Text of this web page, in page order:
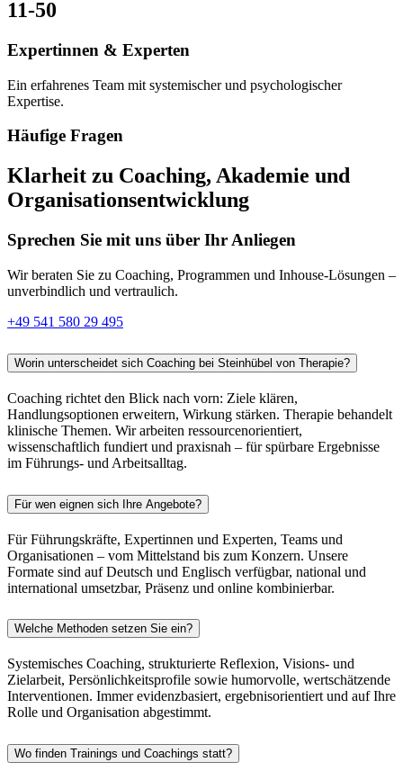
11-50
Expertinnen & Experten
Ein erfahrenes Team mit systemischer und psychologischer
Expertise.
Häufige Fragen
Klarheit zu Coaching, Akademie und
Organisationsentwicklung
Sprechen Sie mit uns über Ihr Anliegen
Wir beraten Sie zu Coaching, Programmen und Inhouse-Lösungen –
unverbindlich und vertraulich.
+49 541 580 29 495
Worin unterscheidet sich Coaching bei Steinhübel von Therapie?
Coaching richtet den Blick nach vorn: Ziele klären,
Handlungsoptionen erweitern, Wirkung stärken. Therapie behandelt
klinische Themen. Wir arbeiten ressourcenorientiert,
wissenschaftlich fundiert und praxisnah – für spürbare Ergebnisse
im Führungs- und Arbeitsalltag.
Für wen eignen sich Ihre Angebote?
Für Führungskräfte, Expertinnen und Experten, Teams und
Organisationen – vom Mittelstand bis zum Konzern. Unsere
Formate sind auf Deutsch und Englisch verfügbar, national und
international umsetzbar, Präsenz und online kombinierbar.
Welche Methoden setzen Sie ein?
Systemisches Coaching, strukturierte Reflexion, Visions- und
Zielarbeit, Persönlichkeitsprofile sowie humorvolle, wertschätzende
Interventionen. Immer evidenzbasiert, ergebnisorientiert und auf Ihre
Rolle und Organisation abgestimmt.
Wo finden Trainings und Coachings statt?